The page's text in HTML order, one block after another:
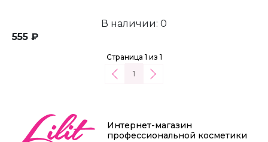
В наличии: 0
555 ₽
Страница 1 из 1
1
Интернет-магазин
профессиональной косметики